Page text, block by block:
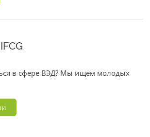
в сфере ВЭД? Мы ищем молодых